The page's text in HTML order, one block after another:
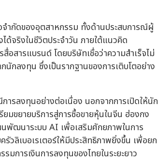
ำกัดของอุตสาหกรรม ทั้งด้านประสบการณ์ผู้
ด้จริงในชีวิตประจำวัน ภายใต้แนวคิด
ารแบรนด์ โดยบริษัทเชื่อว่าความสำเร็จไม่
นักลงทุน ซึ่งเป็นรากฐานของการเติบโตอย่าง
รลงทุนอย่างต่อเนื่อง นอกจากการเปิดให้นัก
มขยายบริการสู่การซื้อขายหุ้นในจีน ฮ่องกง
พัฒนาระบบ AI เพื่อเสริมศักยภาพในการ
วลิเบอเรเตอร์ให้มีประสิทธิภาพยิ่งขึ้น เพื่อยก
มการเงินการลงทุนของไทยในระยะยาว